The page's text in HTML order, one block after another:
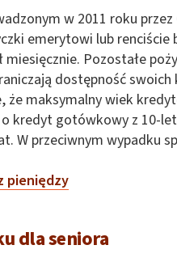
w 2011 roku
emerytowi lub
miesięcznie. Pozostałe
dostępność
że maksymalny wiek
kredyt gotówkowy z 10-
W przeciwnym wypadku
pieniędzy
dla seniora